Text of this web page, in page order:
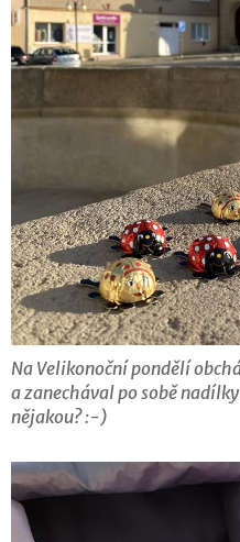
Na Velikonoční pondělí
a zanechával po sobě
nějakou? :-)